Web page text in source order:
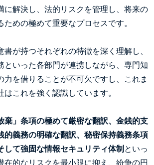
に解決し、法的リスクを管理し、将来の
ための極めて重要なプロセスです。
書が持つそれぞれの特徴を深く理解し、
といった各部門が連携しながら、専門知
力を借りることが不可欠ですし、これま
はこれを強く認識しています。
棄」条項の極めて厳密な翻訳、金銭的支
的義務の明確な翻訳、秘密保持義務条項
して強固な情報セキュリティ体制 といっ
在的なリスクを最小限に抑え、紛争の円